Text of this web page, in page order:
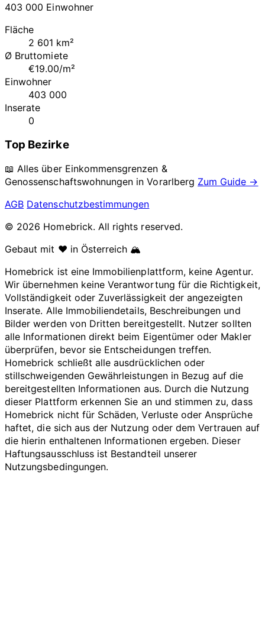
403 000 Einwohner
Fläche
2 601 km²
Ø Bruttomiete
€19.00/m²
Einwohner
403 000
Inserate
0
Top Bezirke
📖 Alles über Einkommensgrenzen &
Genossenschaftswohnungen inVorarlberg Zum Guide →
AGB Datenschutzbestimmungen
© 2026 Homebrick. All rights reserved.
Gebaut mit ❤️ in Österreich 🏔️
Homebrick ist eine Immobilienplattform, keine Agentur.
Wir übernehmen keine Verantwortung für die Richtigkeit,
Vollständigkeit oder Zuverlässigkeit der angezeigten
Inserate. Alle Immobiliendetails, Beschreibungen und
Bilder werden von Dritten bereitgestellt. Nutzer sollten
alle Informationen direkt beim Eigentümer oder Makler
überprüfen, bevor sie Entscheidungen treffen.
Homebrick schließt alle ausdrücklichen oder
stillschweigenden Gewährleistungen in Bezug auf die
bereitgestellten Informationen aus. Durch die Nutzung
dieser Plattform erkennen Sie an und stimmen zu, dass
Homebrick nicht für Schäden, Verluste oder Ansprüche
haftet, die sich aus der Nutzung oder dem Vertrauen auf
die hierin enthaltenen Informationen ergeben. Dieser
Haftungsausschluss ist Bestandteil unserer
Nutzungsbedingungen.